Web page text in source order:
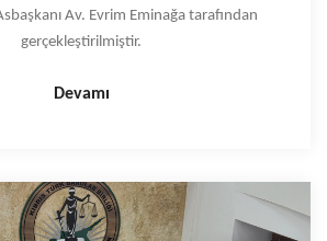
Av. Evrim Eminağa tarafından
gerçekleştirilmiştir.
Devamı